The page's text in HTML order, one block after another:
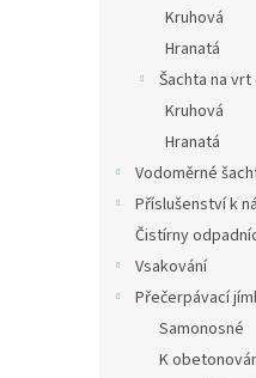
Kruhová
Hranatá
Šachta na
Kruhová
Hranatá
Vodoměrné
Příslušenství k
Čistírny
Vsakování
Přečerpávací
Samonosné
K